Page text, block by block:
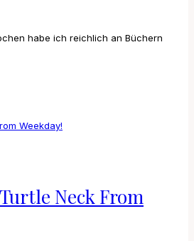
habe ich reichlich an Büchern
Neck From